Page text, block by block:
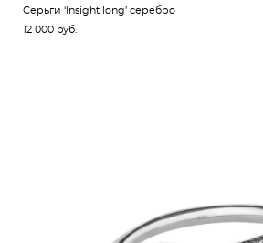
Серьги ‘Insight long’ серебро
12 000 pуб.